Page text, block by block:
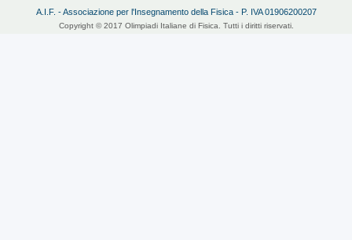
A.I.F. - Associazione per l'Insegnamento della Fisica - P. IVA 01906200207
Copyright © 2017 Olimpiadi Italiane di Fisica. Tutti i diritti riservati.